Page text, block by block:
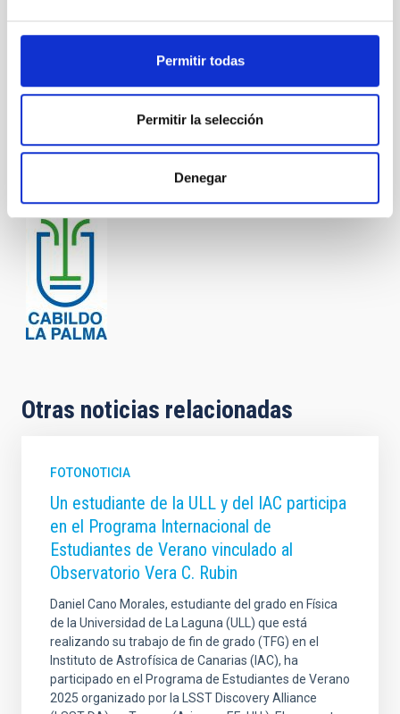
Permitir todas
Permitir la selección
Denegar
ÁMBITO
OBSERVATORIOS DE CANARIAS
Divulgación Formación
Público general
Nuestros alumnos y el ORM
Otras noticias relacionadas
FOTONOTICIA
Un estudiante de la ULL y del IAC participa
en el Programa Internacional de
Estudiantes de Verano vinculado al
Observatorio Vera C. Rubin
Daniel Cano Morales, estudiante del grado en Física
de la Universidad de La Laguna (ULL) que está
realizando su trabajo de fin de grado (TFG) en el
Instituto de Astrofísica de Canarias (IAC), ha
participado en el Programa de Estudiantes de Verano
2025 organizado por la LSST Discovery Alliance